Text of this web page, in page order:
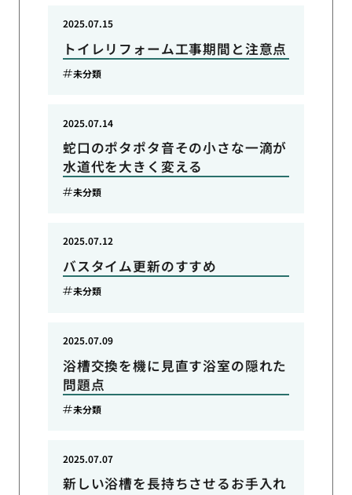
トイレリフォーム工事期間と注意点
2025.07.15
未分類
蛇口のポタポタ音その小さな一滴が
水道代を大きく変える
2025.07.14
未分類
バスタイム更新のすすめ
2025.07.12
未分類
浴槽交換を機に見直す浴室の隠れた
問題点
2025.07.09
未分類
新しい浴槽を長持ちさせるお手入れ
2025.07.07